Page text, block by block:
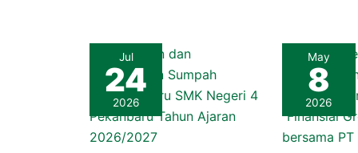
Jul
24
2026
May
8
2026